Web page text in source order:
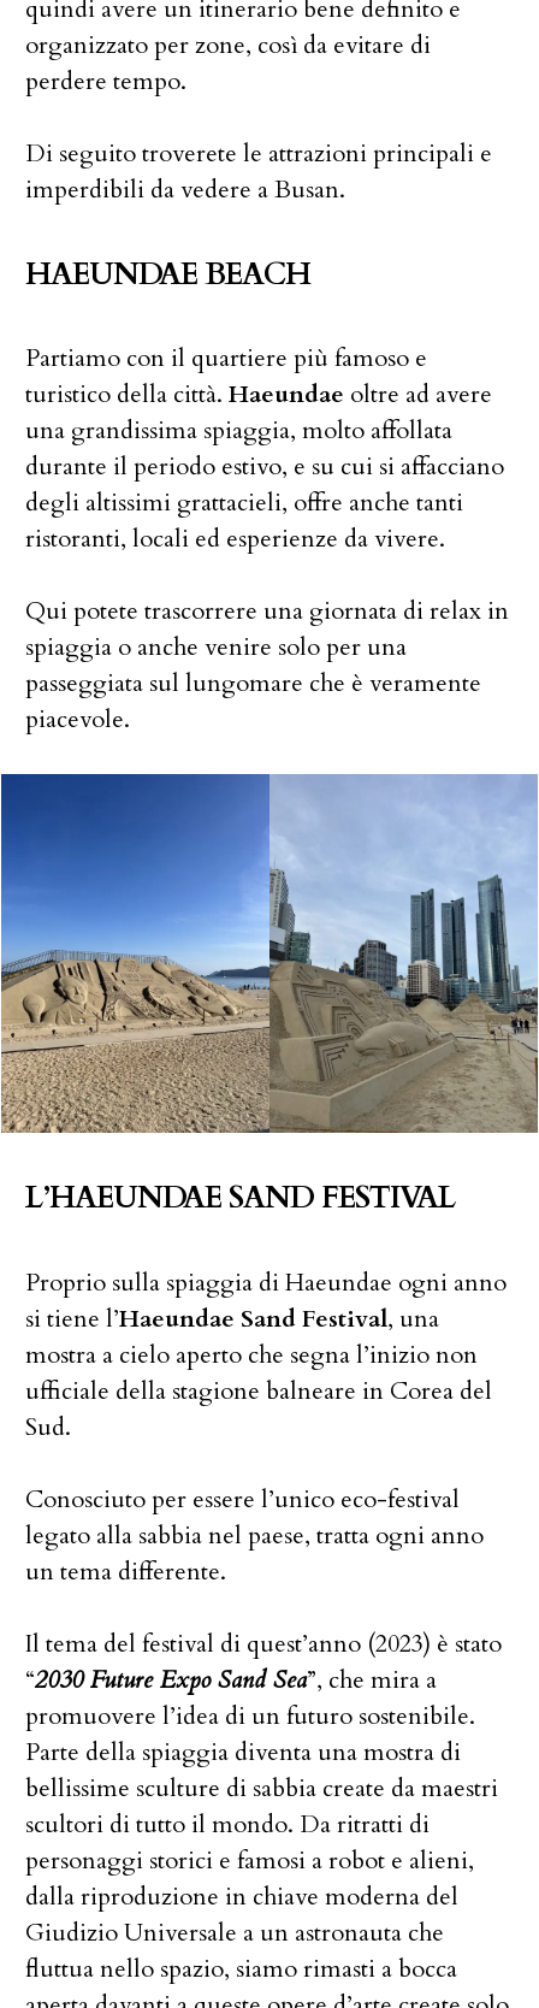
quindi avere un itinerario bene definito e
organizzato per zone, così da evitare di
perdere tempo.
Di seguito troverete le attrazioni principali e
imperdibili da vedere a Busan.
HAEUNDAEBEACH
Partiamo con il quartiere più famoso e
turistico della città. Haeundae oltre ad avere
una grandissima spiaggia, molto affollata
durante il periodo estivo, e su cui si affacciano
degli altissimi grattacieli, offre anche tanti
ristoranti, locali ed esperienze da vivere.
Qui potete trascorrere una giornata di relax in
spiaggia o anche venire solo per una
passeggiata sul lungomare che è veramente
piacevole.
L’HAEUNDAE SAND FESTIVAL
Proprio sulla spiaggia di Haeundae ogni anno
si tiene l’Haeundae Sand Festival, una
mostra a cielo aperto che segna l’inizio non
ufficiale della stagione balneare in Corea del
Sud.
Conosciuto per essere l’unico eco-festival
legato alla sabbia nel paese, tratta ogni anno
un tema differente.
Il tema del festival di quest’anno (2023) è stato
“2030 Future Expo Sand Sea”, che mira a
promuovere l’idea di un futuro sostenibile.
Parte della spiaggia diventa una mostra di
bellissime sculture di sabbia create da maestri
scultori di tutto il mondo. Da ritratti di
personaggi storici e famosi a robot e alieni,
dalla riproduzione in chiave moderna del
Giudizio Universale a un astronauta che
fluttua nello spazio, siamo rimasti a bocca